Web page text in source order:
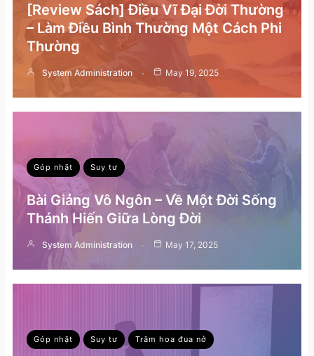
[Review Sách] Điều Vĩ Đại Đời Thường
– Làm Điều Bình Thường Một Cách Phi
Thường
System Administration May 19, 2025
Góp nhặt Suy tư
Bài Giảng Vô Ngôn – Về Một Đời Sống
Thánh Hiến Giữa Lòng Đời
System Administration May 17, 2025
Góp nhặt Suy tư Trăm hoa đua nở